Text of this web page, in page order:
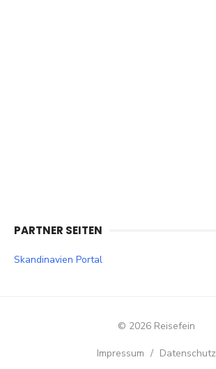
PARTNER SEITEN
Skandinavien Portal
© 2026 Reisefein
Impressum / Datenschutz